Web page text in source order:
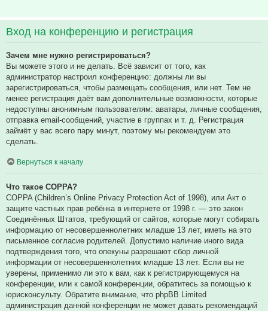
Вход на конференцию и регистрация
Зачем мне нужно регистрироваться?
Вы можете этого и не делать. Всё зависит от того, как
администратор настроил конференцию: должны ли вы
зарегистрироваться, чтобы размещать сообщения, или нет. Тем не
менее регистрация даёт вам дополнительные возможности, которые
недоступны анонимным пользователям: аватары, личные сообщения,
отправка email-сообщений, участие в группах и т. д. Регистрация
займёт у вас всего пару минут, поэтому мы рекомендуем это
сделать.
Вернуться к началу
Что такое COPPA?
COPPA (Children’s Online Privacy Protection Act of 1998), или Акт о
защите частных прав ребёнка в интернете от 1998 г. — это закон
Соединённых Штатов, требующий от сайтов, которые могут собирать
информацию от несовершеннолетних младше 13 лет, иметь на это
письменное согласие родителей. Допустимо наличие иного вида
подтверждения того, что опекуны разрешают сбор личной
информации от несовершеннолетних младше 13 лет. Если вы не
уверены, применимо ли это к вам, как к регистрирующемуся на
конференции, или к самой конференции, обратитесь за помощью к
юрисконсульту. Обратите внимание, что phpBB Limited
администрация данной конференции не может давать рекомендаций